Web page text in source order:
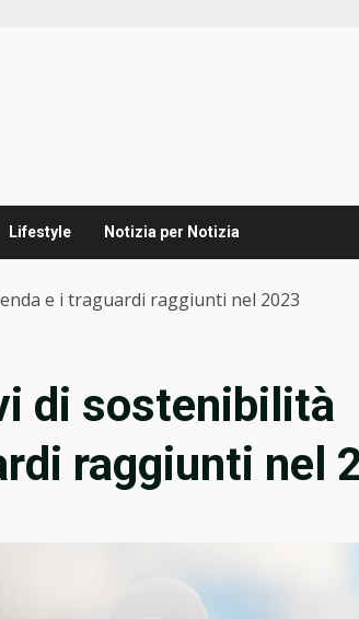
Lifestyle Notizia per Notizia
e i traguardi raggiunti nel 2023
di sostenibilità
raggiunti nel